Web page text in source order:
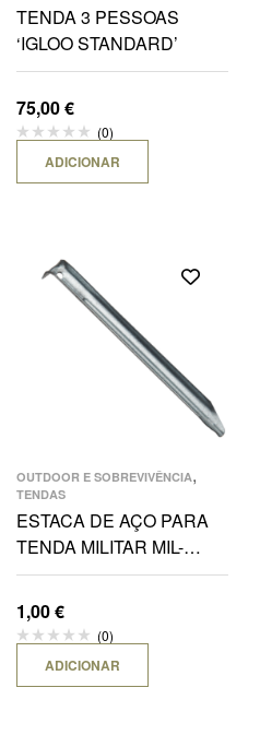
TENDA 3 PESSOAS
‘IGLOO STANDARD’
75,00€
(0)
ADICIONAR
OUTDOOR E SOBREVIVÊNCIA,
TENDAS
ESTACA DE AÇO PARA
TENDA MILITAR MIL-
TEC®- 18CM
1,00€
(0)
ADICIONAR